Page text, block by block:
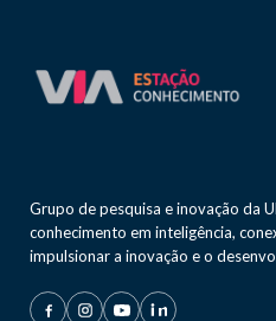
Grupo de pesquisa e inovação da
conhecimento em inteligência,
impulsionar a inovação e o